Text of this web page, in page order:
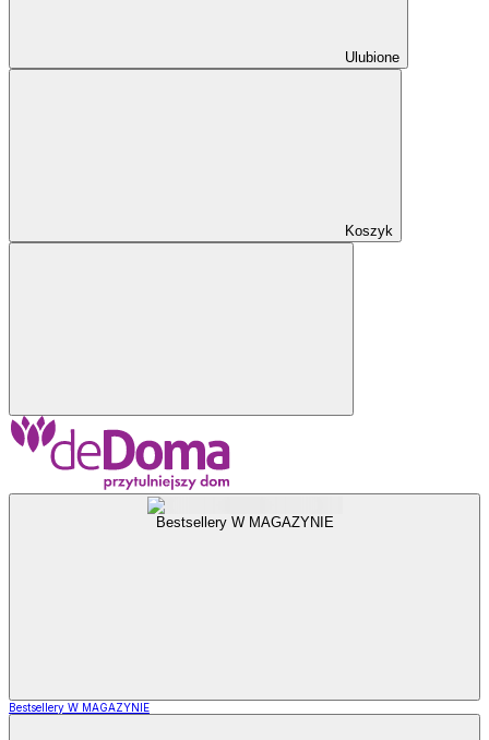
Ulubione
Koszyk
Bestsellery W MAGAZYNIE
Bestsellery W MAGAZYNIE